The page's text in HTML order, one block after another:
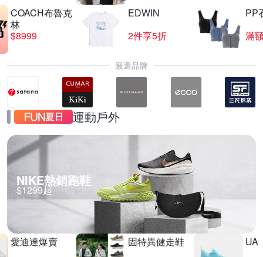
COACH布魯克
林
$8999
EDWIN
2件享5折
PP
滿
嚴選品牌
運動戶外
NIKE熱銷跑鞋
$1299起
愛迪達爆賣
固特異健走鞋
UA